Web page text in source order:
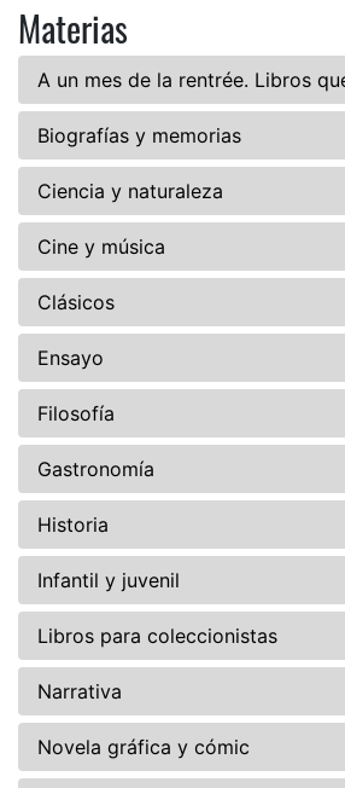
Materias
A un mes de la rentrée. Libros
Biografías y memorias
Ciencia y naturaleza
Cine y música
Clásicos
Ensayo
Filosofía
Gastronomía
Historia
Infantil y juvenil
Libros para coleccionistas
Narrativa
Novela gráfica y cómic